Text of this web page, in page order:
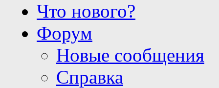
Что нового?
Форум
Новые сообщения
Справка